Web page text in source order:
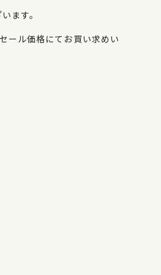
ます。
ール価格にてお買い求めい